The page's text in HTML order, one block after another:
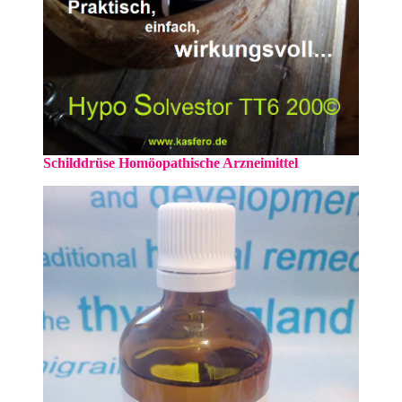
Schilddrüse Homöopathische Arzneimittel